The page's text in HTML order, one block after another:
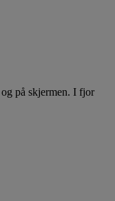
på skjermen. I fjor